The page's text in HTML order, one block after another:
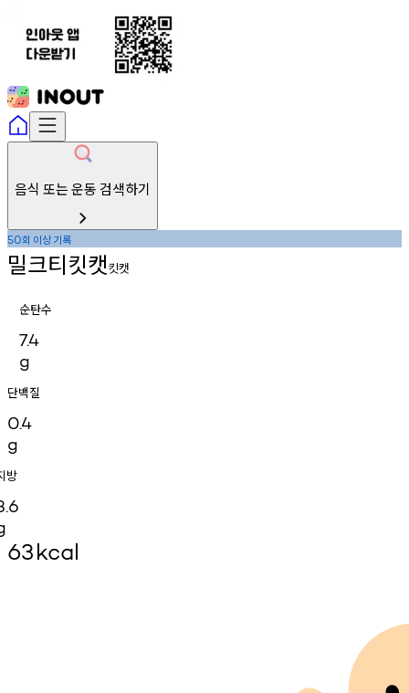
음식 또는 운동 검색하기
50회 이상기록
밀크티킷캣킷캣
순탄수
7.4
g
단백질
0.4
g
방
63kcal